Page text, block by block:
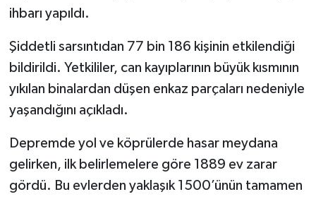
ihbarı yapıldı.
Şiddetli sarsıntıdan 77 bin 186 kişinin etkilendiği
bildirildi. Yetkililer, can kayıplarının büyük kısmının
yıkılan binalardan düşen enkaz parçaları nedeniyle
yaşandığını açıkladı.
Depremde yol ve köprülerde hasar meydana
gelirken, ilk belirlemelere göre 1889 ev zarar
gördü. Bu evlerden yaklaşık 1500’ünün tamamen